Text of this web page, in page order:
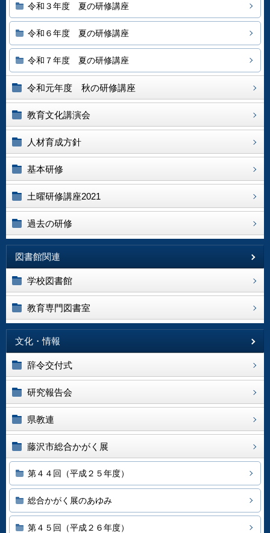
令和３年度 夏の研修講座
令和６年度 夏の研修講座
令和７年度 夏の研修講座
令和元年度 秋の研修講座
教育文化講演会
人材育成方針
基本研修
土曜研修講座2021
過去の研修
図書館関連
学校図書館
教育専門図書室
文化・情報
辞令交付式
研究報告会
県教連
藤沢市総合かがく展
第４４回（平成２５年度）
総合かがく展のあゆみ
第４５回（平成２６年度）